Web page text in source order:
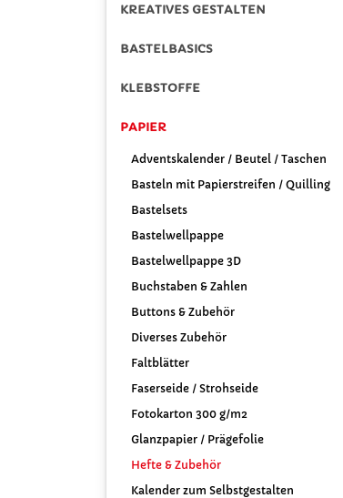
KREATIVES GESTALTEN
BASTELBASICS
KLEBSTOFFE
PAPIER
Adventskalender / Beutel / Taschen
Basteln mit Papierstreifen / Quilling
Bastelsets
Bastelwellpappe
Bastelwellpappe 3D
Buchstaben & Zahlen
Buttons & Zubehör
Diverses Zubehör
Faltblätter
Faserseide / Strohseide
Fotokarton 300 g/m2
Glanzpapier / Prägefolie
Hefte & Zubehör
Kalender zum Selbstgestalten